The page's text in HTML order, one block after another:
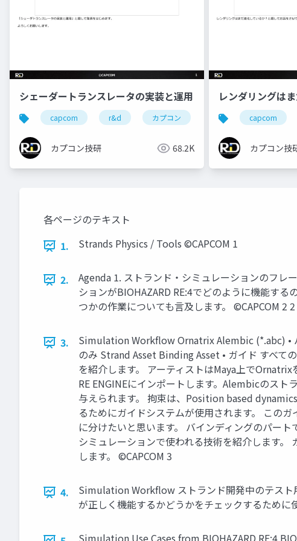
シェーダートランスレータの実装と運用
capcom r&d カプコン カプコン技研 re
カプコン技研 68.2K
レンダリングは
capcom
カプコン技
各ページのテキスト
1.
Strands Physics / Tools ©CAPCOM 1
2.
Agenda 1. ストランド・シミュレーションのフレ
ションがBIOHAZARD RE:4でどのように機能す
つかの作業についても言及します。 ©CAPCOM 2 2
3.
Simulation Workflow Ornatrix Alembic (*.abc) •
のみ Strand Asset Binding Asset • ガイド すべ
を紹介します。 アーティストはMaya上で
RE ENGINEにインポートします。Alembicのス
与えられます。 拘束は、Position based
るためにガイドシステムが使用されます。 この
に分けたいと思います。 バインディングのパー
シミュレーションで使われる技術を紹介します
します。 ©CAPCOM 3
4.
Simulation Workflow ストランド開発中のテスト
が正しく機能するかどうかをチェックするために
Simulation Use Cases from BIOHAZARD RE:4